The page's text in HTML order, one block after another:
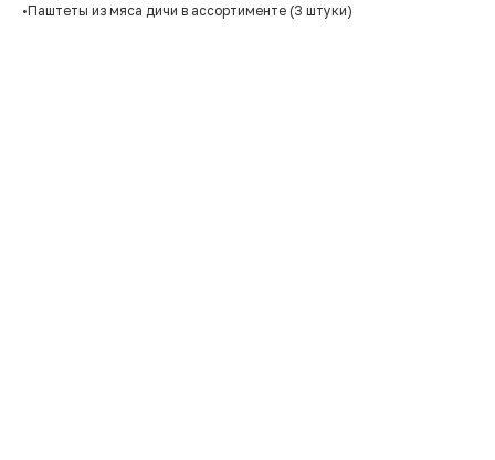
•Паштеты из мяса дичи в ассортименте (3 штуки)